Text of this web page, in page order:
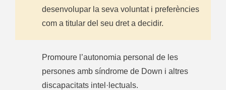
desenvolupar la seva voluntat i preferències
com a titular del seu dret a decidir.
Promoure l’autonomia personal de les
persones amb síndrome de Down i altres
discapacitats intel·lectuals.